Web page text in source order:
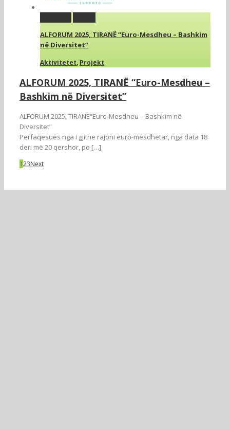
ALFORUM 2025, TIRANË “Euro-Mesdheu – Bashkim
në Diversitet”
Aktivitetet, Projekt
ALFORUM 2025, TIRANË “Euro-Mesdheu –
Bashkim në Diversitet”
ALFORUM 2025, TIRANË“Euro-Mesdheu – Bashkim në
Diversitet”
Përfaqësues nga i gjithë rajoni euro-mesdhetar, nga data 18
deri më 20 qershor, po […]
123Next